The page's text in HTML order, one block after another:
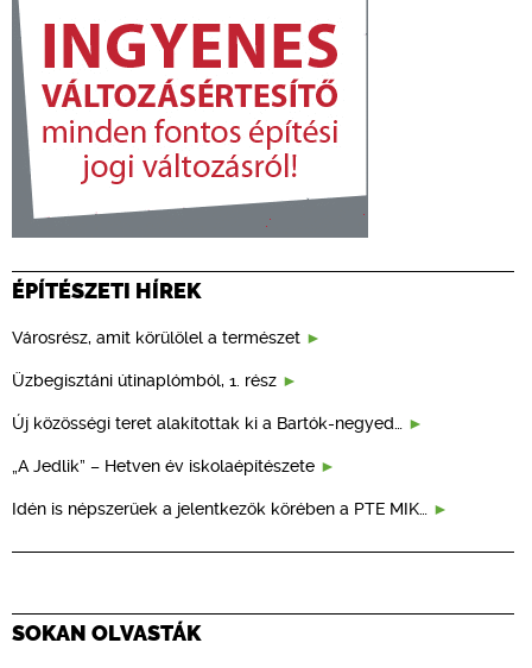
ÉPÍTÉSZETI HÍREK
Városrész, amit körülölel a természet
Üzbegisztáni útinaplómból, 1. rész
Új közösségi teret alakítottak ki a Bartók-negyed…
„A Jedlik” – Hetven év iskolaépítészete
Idén is népszerűek a jelentkezők körében a PTE MIK…
SOKAN OLVASTÁK